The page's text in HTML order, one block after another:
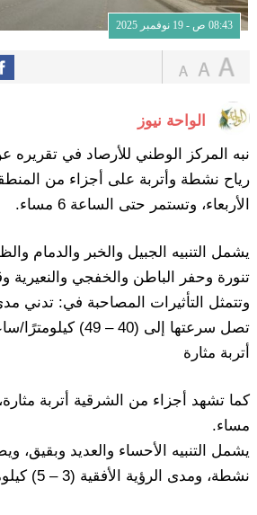
08:43 ص - 19 نوفمبر 2025
الواحة نيوز
نبه المركز الوطني للأرصاد في
رياح نشطة وأتربة على أجزاء من
الأربعاء، وتستمر حتى الساعة 6 مساء.
يشمل التنبيه الجبيل والخبر والدمام
تنورة وحفر الباطن والخفجي والنعيرية
وتتمثل التأثيرات المصاحبة في: تدني
تصل سرعتها إلى (40 – 49) كيلومترًا/ساعة.
أتربة مثارة
مساء.
يشمل التنبيه الأحساء والعديد وبقيق،
نشطة، ومدى الرؤية الأفقية (3 – 5) كيلومترات.